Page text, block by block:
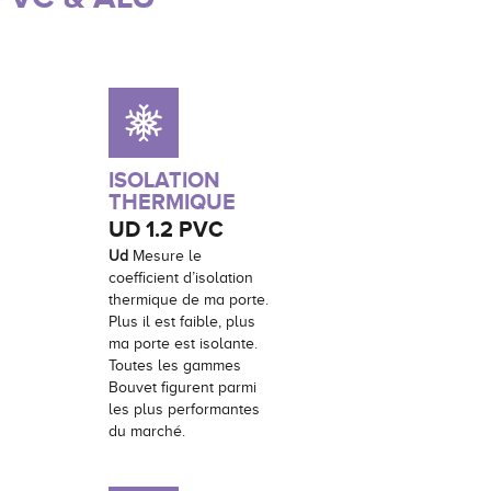
ISOLATION
THERMIQUE
UD 1.2 PVC
Ud Mesure le
coefficient d’isolation
thermique de ma porte.
Plus il est faible, plus
ma porte est isolante.
Toutes les gammes
Bouvet figurent parmi
les plus performantes
du marché.